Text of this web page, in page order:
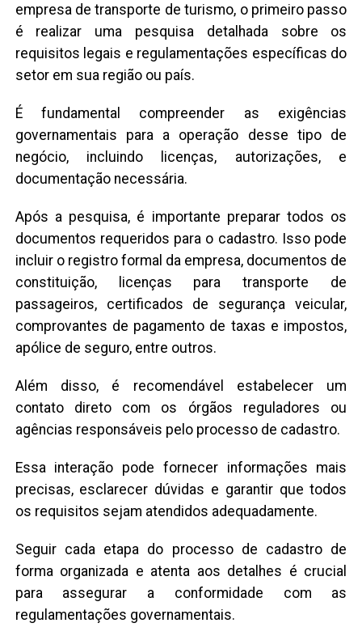
empresa de transporte de turismo, o primeiro passo
é realizar uma pesquisa detalhada sobre os
requisitos legais e regulamentações específicas do
setor em sua região ou país.
É fundamental compreender as exigências
governamentais para a operação desse tipo de
negócio, incluindo licenças, autorizações, e
documentação necessária.
Após a pesquisa, é importante preparar todos os
documentos requeridos para o cadastro. Isso pode
incluir o registro formal da empresa, documentos de
constituição, licenças para transporte de
passageiros, certificados de segurança veicular,
comprovantes de pagamento de taxas e impostos,
apólice de seguro, entre outros.
Além disso, é recomendável estabelecer um
contato direto com os órgãos reguladores ou
agências responsáveis pelo processo de cadastro.
Essa interação pode fornecer informações mais
precisas, esclarecer dúvidas e garantir que todos
os requisitos sejam atendidos adequadamente.
Seguir cada etapa do processo de cadastro de
forma organizada e atenta aos detalhes é crucial
para assegurar a conformidade com as
regulamentações governamentais.